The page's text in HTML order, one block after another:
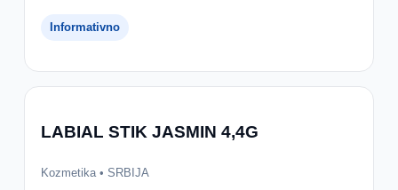
Informativno
LABIAL STIK JASMIN 4,4G
Kozmetika • SRBIJA